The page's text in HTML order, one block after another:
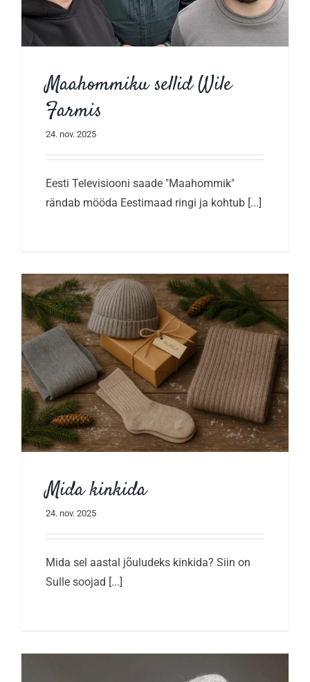
Maahommiku sellid Wile
Farmis
24. nov. 2025
Eesti Televisiooni saade "Maahommik"
rändab mööda Eestimaad ringi ja kohtub [...]
Mida kinkida
24. nov. 2025
Mida sel aastal jõuludeks kinkida? Siin on
Sulle soojad [...]